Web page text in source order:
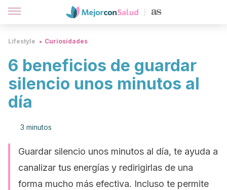
Lifestyle Curiosidades
6 beneficios de guardar
silencio unos minutos al
día
3 minutos
Guardar silencio unos minutos al día, te ayuda a
canalizar tus energías y redirigirlas de una
forma mucho más efectiva. Incluso te permite